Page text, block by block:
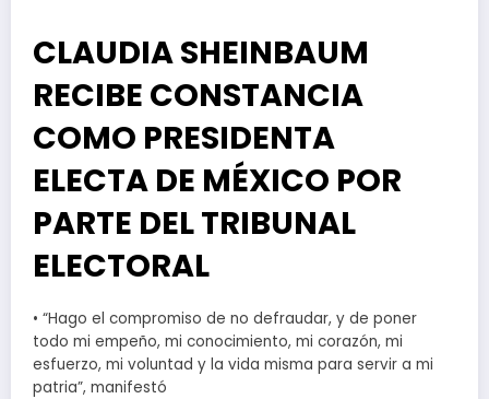
CLAUDIA SHEINBAUM
RECIBE CONSTANCIA
COMO PRESIDENTA
ELECTA DE MÉXICO POR
PARTE DEL TRIBUNAL
ELECTORAL
• “Hago el compromiso de no defraudar, y de poner
todo mi empeño, mi conocimiento, mi corazón, mi
esfuerzo, mi voluntad y la vida misma para servir a mi
patria”, manifestó